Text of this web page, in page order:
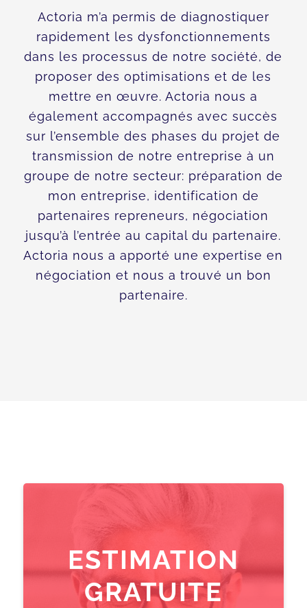
Actoria m’a permis de diagnostiquer
rapidement les dysfonctionnements
dans les processus de notre société, de
proposer des optimisations et de les
mettre en œuvre. Actoria nous a
également accompagnés avec succès
sur l’ensemble des phases du projet de
transmission de notre entreprise à un
groupe de notre secteur: préparation de
mon entreprise, identification de
partenaires repreneurs, négociation
jusqu’à l’entrée au capital du partenaire.
Actoria nous a apporté une expertise en
négociation et nous a trouvé un bon
partenaire.
ESTIMATION
GRATUITE